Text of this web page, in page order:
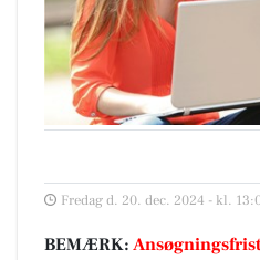
Fredag d. 20. dec. 2024 - kl.
BEMÆRK: